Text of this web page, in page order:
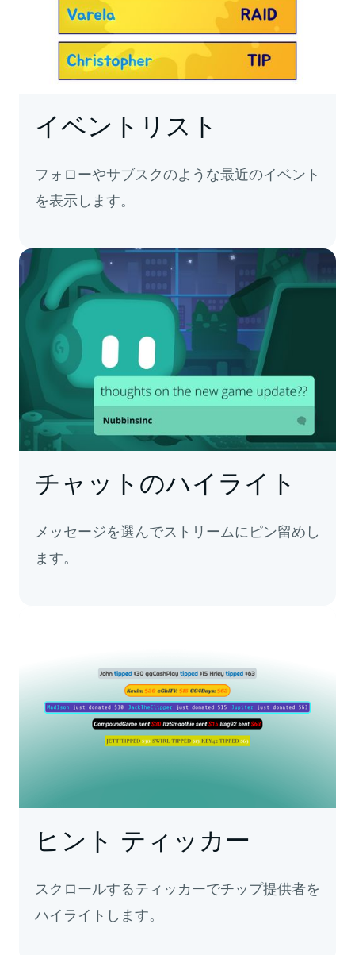
イベントリスト
フォローやサブスクのような最近のイベント
を表示します。
チャットのハイライト
メッセージを選んでストリームにピン留めし
ます。
ヒント ティッカー
スクロールするティッカーでチップ提供者を
ハイライトします。